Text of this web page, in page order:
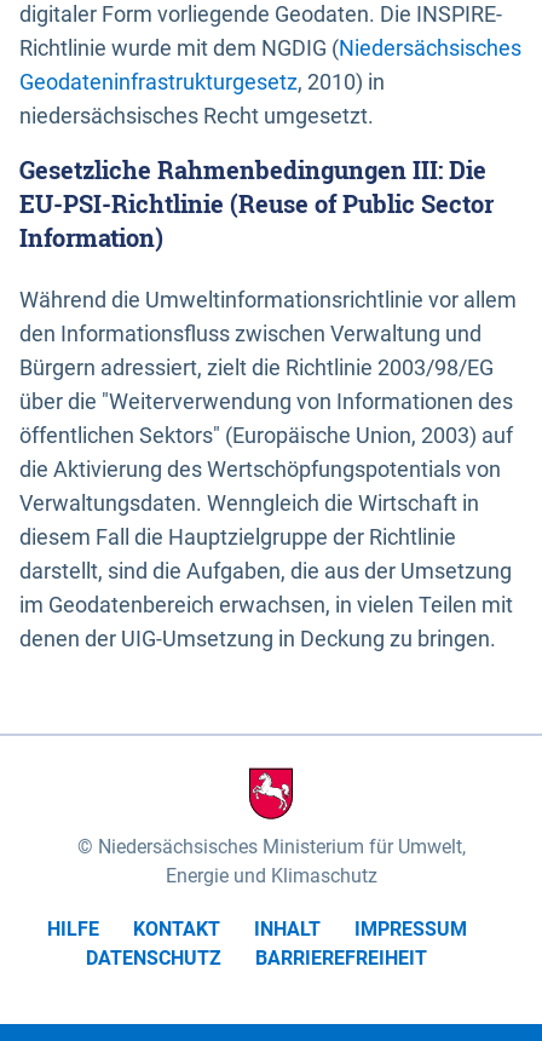
digitaler Form vorliegende Geodaten. Die INSPIRE-
Richtlinie wurde mit dem NGDIG (Niedersächsisches
Geodateninfrastrukturgesetz, 2010) in
niedersächsisches Recht umgesetzt.
Gesetzliche Rahmenbedingungen III: Die
EU-PSI-Richtlinie (Reuse of Public Sector
Information)
Während die Umweltinformationsrichtlinie vor allem
den Informationsfluss zwischen Verwaltung und
Bürgern adressiert, zielt die Richtlinie 2003/98/EG
über die "Weiterverwendung von Informationen des
öffentlichen Sektors" (Europäische Union, 2003) auf
die Aktivierung des Wertschöpfungspotentials von
Verwaltungsdaten. Wenngleich die Wirtschaft in
diesem Fall die Hauptzielgruppe der Richtlinie
darstellt, sind die Aufgaben, die aus der Umsetzung
im Geodatenbereich erwachsen, in vielen Teilen mit
denen der UIG-Umsetzung in Deckung zu bringen.
Niedersächsisches Ministerium für Umwelt,
Energie und Klimaschutz
HILFE KONTAKT INHALT
IMPRESSUM
DATENSCHUTZ
BARRIEREFREIHEIT